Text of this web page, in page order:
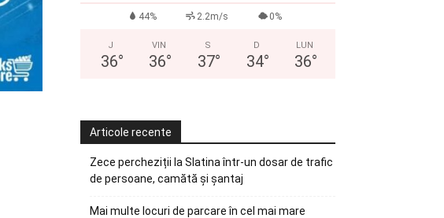
44% 2.2m/s 0%
J
36°
VIN
36°
S
37°
D
34°
LUN
36°
Articole recente
Zece percheziții la Slatina într-un dosar de trafic
de persoane, camătă și șantaj
Mai multe locuri de parcare în cel mai mare